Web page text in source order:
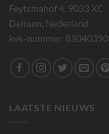
Feytsmahof 4, 9033 XC
Deinum, Nederland
kvk-nummer: 83040390
LAATSTE NIEUWS